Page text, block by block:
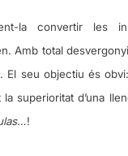
la convertir les
Amb total
El seu objectiu és
la superioritat d’una
…!